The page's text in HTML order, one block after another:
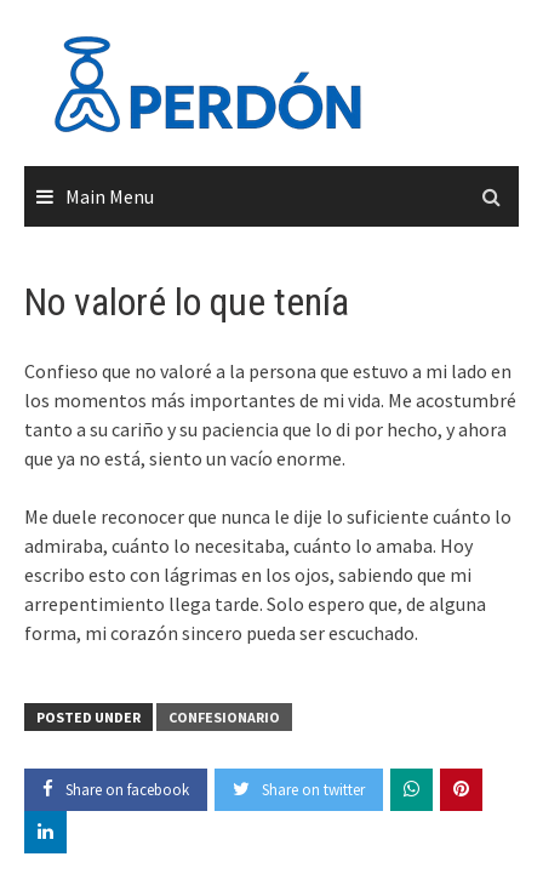
Main Menu
No valoré lo que tenía
Confieso que no valoré a la persona que estuvo a mi lado en
los momentos más importantes de mi vida. Me acostumbré
tanto a su cariño y su paciencia que lo di por hecho, y ahora
que ya no está, siento un vacío enorme.
Me duele reconocer que nunca le dije lo suficiente cuánto lo
admiraba, cuánto lo necesitaba, cuánto lo amaba. Hoy
escribo esto con lágrimas en los ojos, sabiendo que mi
arrepentimiento llega tarde. Solo espero que, de alguna
forma, mi corazón sincero pueda ser escuchado.
POSTED UNDER CONFESIONARIO
Share on facebook Share on twitter